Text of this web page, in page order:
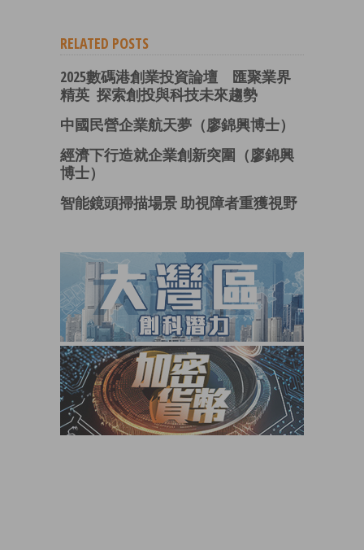
RELATED POSTS
2025數碼港創業投資論壇 匯聚業界
精英 探索創投與科技未來趨勢
中國民營企業航天夢（廖錦興博士）
經濟下行造就企業創新突圍（廖錦興
博士）
智能鏡頭掃描場景 助視障者重獲視野